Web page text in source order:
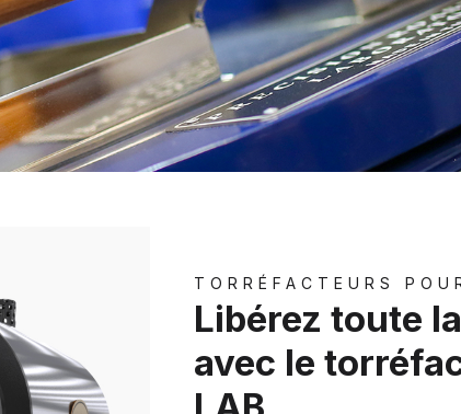
TORRÉFACTEURS
Libérez toute
avec le